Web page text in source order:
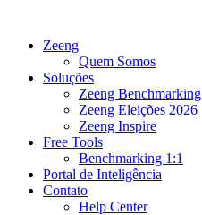
Zeeng
Quem Somos
Soluções
Zeeng Benchmarking
Zeeng Eleições 2026
Zeeng Inspire
Free Tools
Benchmarking 1:1
Portal de Inteligência
Contato
Help Center